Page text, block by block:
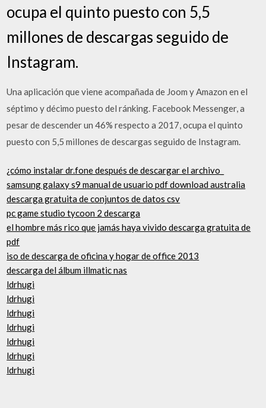
ocupa el quinto puesto con 5,5
millones de descargas seguido de
Instagram.
Una aplicación que viene acompañada de Joom y Amazon en el
séptimo y décimo puesto del ránking. Facebook Messenger, a
pesar de descender un 46% respecto a 2017, ocupa el quinto
puesto con 5,5 millones de descargas seguido de Instagram.
¿cómo instalar dr.fone después de descargar el archivo_
samsung galaxy s9 manual de usuario pdf download australia
descarga gratuita de conjuntos de datos csv
pc game studio tycoon 2 descarga
el hombre más rico que jamás haya vivido descarga gratuita de
pdf
iso de descarga de oficina y hogar de office 2013
descarga del álbum illmatic nas
ldrhugi
ldrhugi
ldrhugi
ldrhugi
ldrhugi
ldrhugi
ldrhugi